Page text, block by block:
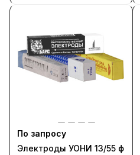
По запросу
Электроды УОНИ 13/55 ф